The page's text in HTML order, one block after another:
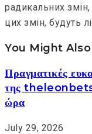
радикальних змін,
цих змін, будуть
You Might
Πραγματικές
της
ώρα
July 29, 2026